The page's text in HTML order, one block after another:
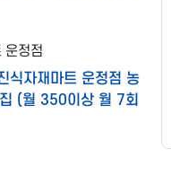
운정점
식자재마트 운정점 농
(월 350이상 월 7회